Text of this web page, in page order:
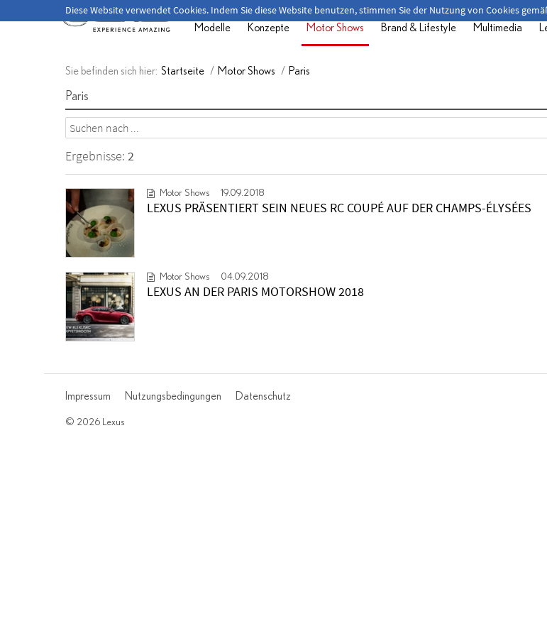
Diese Website verwendet Cookies. Indem Sie diese Website benutzen, stimmen Sie der Nutzung von Cookies
Herzlich willkommen!
Modelle Konzepte Motor Shows Brand & Lifestyle Multimedia
Sie befinden sich hier: Startseite / Motor Shows / Paris
Paris
Ergebnisse: 2
Motor Shows 19.09.2018
LEXUS PRÄSENTIERT SEIN NEUES RC COUPÉ AUF DER CHAMPS-ÉLYSÉES
Motor Shows 04.09.2018
LEXUS AN DER PARIS MOTORSHOW 2018
Impressum Nutzungsbedingungen Datenschutz
© 2026 Lexus